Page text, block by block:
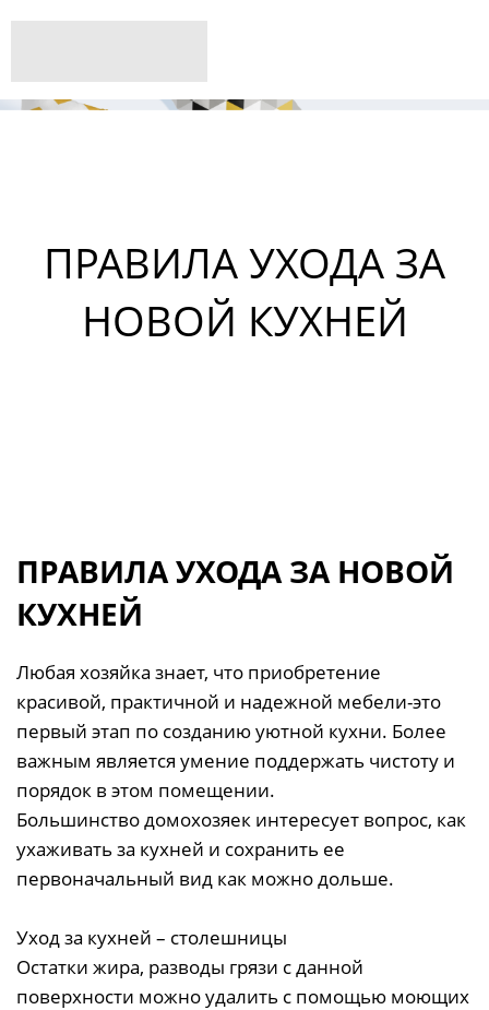
ПРАВИЛА УХОДА ЗА
НОВОЙ КУХНЕЙ
ПРАВИЛА УХОДА ЗА НОВОЙ
КУХНЕЙ
Любая хозяйка знает, что приобретение
красивой, практичной и надежной мебели-это
первый этап по созданию уютной кухни. Более
важным является умение поддержать чистоту и
порядок в этом помещении.
Большинство домохозяек интересует вопрос, как
ухаживать за кухней и сохранить ее
первоначальный вид как можно дольше.
Уход за кухней – столешницы
Остатки жира, разводы грязи с данной
поверхности можно удалить с помощью моющих